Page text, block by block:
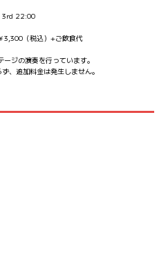
3rd 22:00
3,300（税込）+ご飲食代
ジの演奏を行っています。
、追加料金は発生しません。